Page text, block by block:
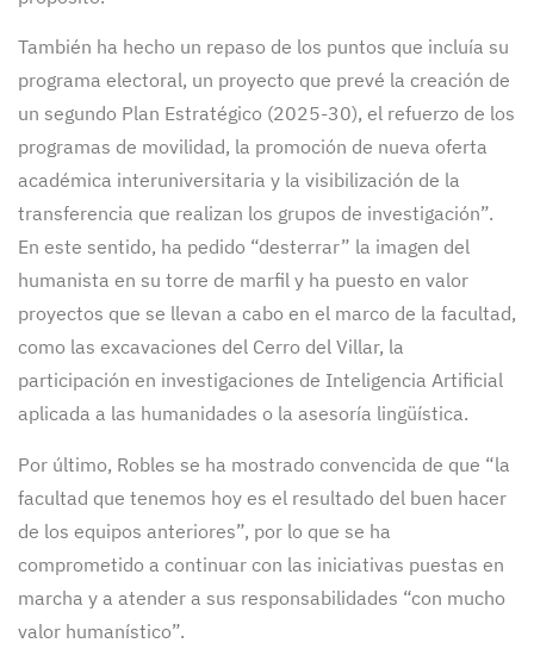
También ha hecho un repaso de los puntos que incluía su
programa electoral, un proyecto que prevé la creación de
un segundo Plan Estratégico (2025-30), el refuerzo de los
programas de movilidad, la promoción de nueva oferta
académica interuniversitaria y la visibilización de la
transferencia que realizan los grupos de investigación”.
En este sentido, ha pedido “desterrar” la imagen del
humanista en su torre de marfil y ha puesto en valor
proyectos que se llevan a cabo en el marco de la facultad,
como las excavaciones del Cerro del Villar, la
participación en investigaciones de Inteligencia Artificial
aplicada a las humanidades o la asesoría lingüística.
Por último, Robles se ha mostrado convencida de que “la
facultad que tenemos hoy es el resultado del buen hacer
de los equipos anteriores”, por lo que se ha
comprometido a continuar con las iniciativas puestas en
marcha y a atender a sus responsabilidades “con mucho
valor humanístico”.